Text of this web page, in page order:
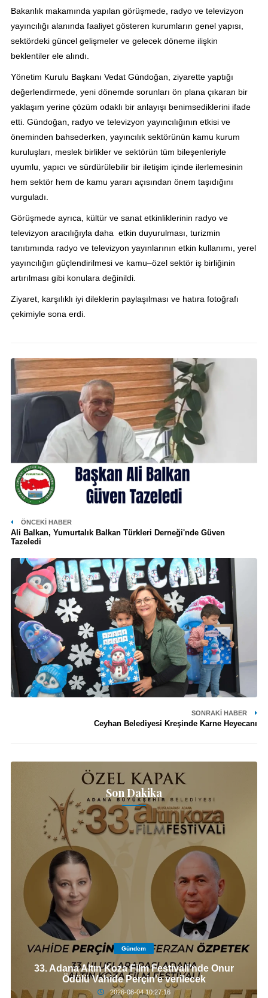
Bakanlık makamında yapılan görüşmede, radyo ve televizyon
yayıncılığı alanında faaliyet gösteren kurumların genel yapısı,
sektördeki güncel gelişmeler ve gelecek döneme ilişkin
beklentiler ele alındı.
Yönetim Kurulu Başkanı Vedat Gündoğan, ziyarette yaptığı
değerlendirmede, yeni dönemde sorunları ön plana çıkaran bir
yaklaşım yerine çözüm odaklı bir anlayışı benimsediklerini ifade
etti. Gündoğan, radyo ve televizyon yayıncılığının etkisi ve
öneminden bahsederken, yayıncılık sektörünün kamu kurum
kuruluşları, meslek birlikler ve sektörün tüm bileşenleriyle
uyumlu, yapıcı ve sürdürülebilir bir iletişim içinde ilerlemesinin
hem sektör hem de kamu yararı açısından önem taşıdığını
vurguladı.
Görüşmede ayrıca, kültür ve sanat etkinliklerinin radyo ve
televizyon aracılığıyla daha etkin duyurulması, turizmin
tanıtımında radyo ve televizyon yayınlarının etkin kullanımı, yerel
yayıncılığın güçlendirilmesi ve kamu–özel sektör iş birliğinin
artırılması gibi konulara değinildi.
Ziyaret, karşılıklı iyi dileklerin paylaşılması ve hatıra fotoğrafı
çekimiyle sona erdi.
ÖNCEKI HABER
Ali Balkan, Yumurtalık Balkan Türkleri Derneği'nde Güven
Tazeledi
SONRAKI HABER
Ceyhan Belediyesi Kreşinde Karne Heyecanı
Son Dakika
Gündem
33. Adana Altın Koza Film Festivali'nde Onur
Ödülü Vahide Perçin'e verilecek
2026-08-04 10:27:16